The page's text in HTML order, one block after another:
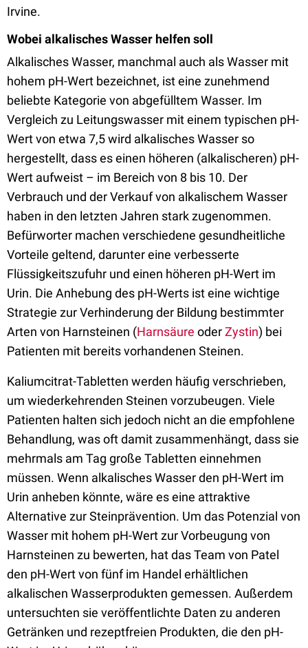
Irvine.
Wobei alkalisches Wasser helfen soll
Alkalisches Wasser, manchmal auch als Wasser mit
hohem pH-Wert bezeichnet, ist eine zunehmend
beliebte Kategorie von abgefülltem Wasser. Im
Vergleich zu Leitungswasser mit einem typischen pH-
Wert von etwa 7,5 wird alkalisches Wasser so
hergestellt, dass es einen höheren (alkalischeren) pH-
Wert aufweist – im Bereich von 8 bis 10. Der
Verbrauch und der Verkauf von alkalischem Wasser
haben in den letzten Jahren stark zugenommen.
Befürworter machen verschiedene gesundheitliche
Vorteile geltend, darunter eine verbesserte
Flüssigkeitszufuhr und einen höheren pH-Wert im
Urin. Die Anhebung des pH-Werts ist eine wichtige
Strategie zur Verhinderung der Bildung bestimmter
Arten von Harnsteinen (Harnsäure oderZystin) bei
Patienten mit bereits vorhandenen Steinen.
Kaliumcitrat-Tabletten werden häufig verschrieben,
um wiederkehrenden Steinen vorzubeugen. Viele
Patienten halten sich jedoch nicht an die empfohlene
Behandlung, was oft damit zusammenhängt, dass sie
mehrmals am Tag große Tabletten einnehmen
müssen. Wenn alkalisches Wasser den pH-Wert im
Urin anheben könnte, wäre es eine attraktive
Alternative zur Steinprävention. Um das Potenzial von
Wasser mit hohem pH-Wert zur Vorbeugung von
Harnsteinen zu bewerten, hat das Team von Patel
den pH-Wert von fünf im Handel erhältlichen
alkalischen Wasserprodukten gemessen. Außerdem
untersuchten sie veröffentlichte Daten zu anderen
Getränken und rezeptfreien Produkten, die den pH-